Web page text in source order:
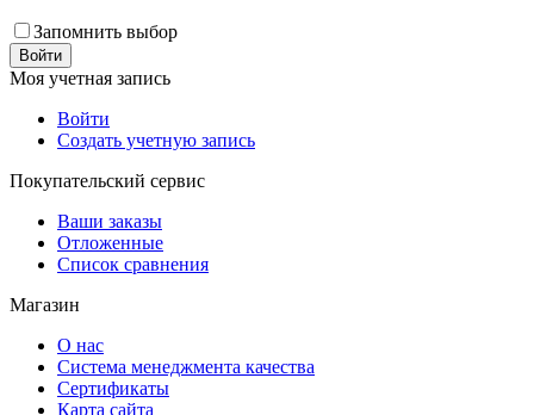
Запомнить выбор
Войти
Моя учетная запись
Войти
Создать учетную запись
Покупательский сервис
Ваши заказы
Отложенные
Список сравнения
Магазин
О нас
Система менеджмента качества
Сертификаты
Карта сайта